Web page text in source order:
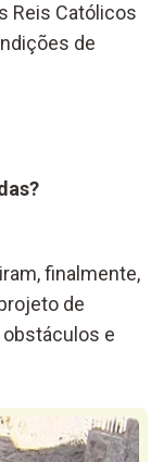
Reis Católicos
de
finalmente,
de
e